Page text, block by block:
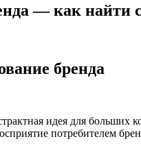
— как найти
бренда
идея для больших
потребителем